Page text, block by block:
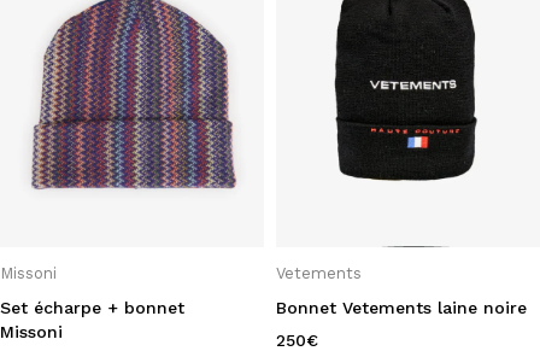
Missoni
Set écharpe + bonnet
Missoni
Vetements
Bonnet Vetements laine noire
250€